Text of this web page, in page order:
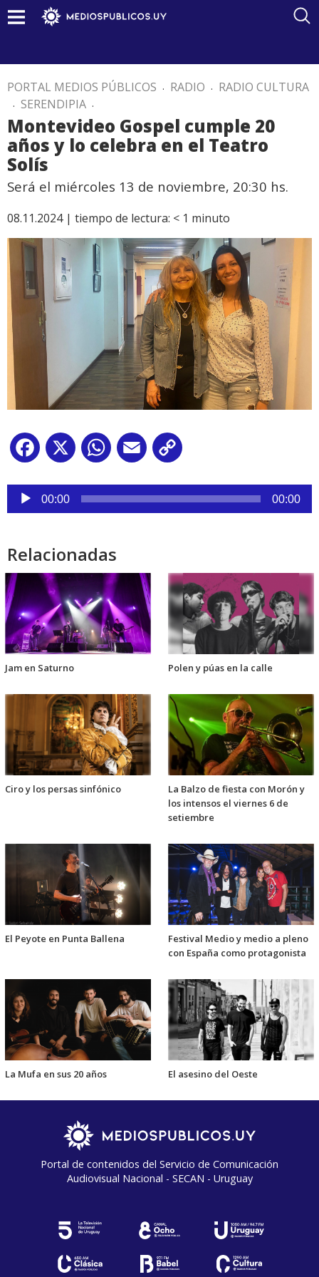
PORTAL MEDIOS PÚBLICOS . RADIO . RADIO CULTURA
. SERENDIPIA .
Montevideo Gospel cumple 20
años y lo celebra en el Teatro
Solís
Será el miércoles 13 de noviembre, 20:30 hs.
08.11.2024 | tiempo de lectura: < 1 minuto
Facebook
X WhatsApp
Email
Reproductor
audio
00:00 00:00
Relacionadas
Jam en Saturno Polen y púas en la calle
Ciro y los persas sinfónico
La Balzo de fiesta con Morón y
los intensos el viernes 6 de
setiembre
El Peyote en Punta Ballena
Festival Medio y medio a pleno
con España como protagonista
La Mufa en sus 20 años El asesino del Oeste
Portal de contenidos del Servicio de Comunicación
Audiovisual Nacional - SECAN - Uruguay